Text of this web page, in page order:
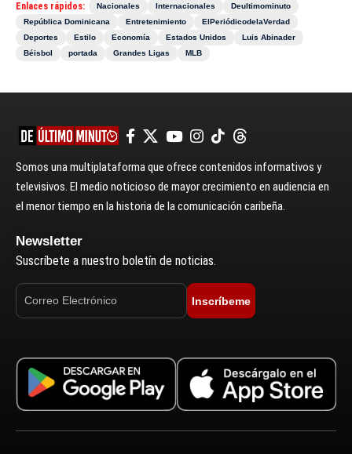
Enlaces rápidos: Nacionales Internacionales
Deultimominuto
República Dominicana
Entretenimiento
ElPeriódicodelaVerdad
Deportes
Estilo Economía Estados Unidos
Luis Abinader
Béisbol
portada Grandes Ligas MLB
Somos una multiplataforma que ofrece contenidos informativos y
televisivos. El medio noticioso de mayor crecimiento en audiencia en
el menor tiempo en la historia de la comunicación caribeña.
Newsletter
Suscríbete a nuestro boletín de noticias.
Inscríbeme